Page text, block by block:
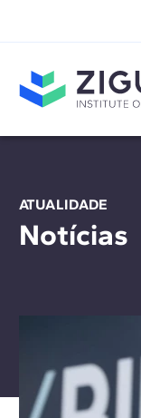
ATUALIDADE
Notícias